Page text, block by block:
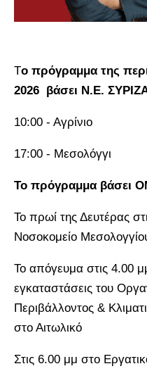
Το πρόγραμμα της
2026 βάσει Ν.Ε. ΣΥΡΙΖΑ
10:00 - Αγρίνιο
17:00 - Μεσολόγγι
Το πρόγραμμα βάσει
Το πρωί της Δευτέρας
Νοσοκομείο
Το απόγευμα στις 4.00
εγκαταστάσεις του
Περιβάλλοντος &
στο Αιτωλικό
Στις 6.00 μμ στο